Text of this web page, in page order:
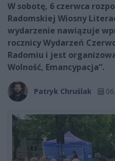
W sobotę, 6 czerwca
Radomskiej Wiosny
wydarzenie nawiązuje
rocznicy Wydarzeń
Radomiu i jest
Wolność, Emancypacja”.
Patryk Chruślak